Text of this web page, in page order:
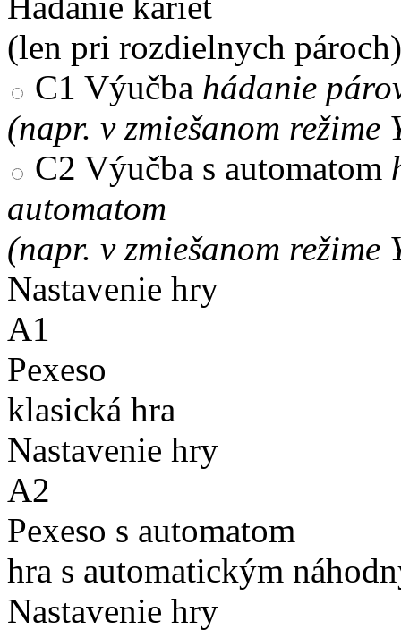
(len pri rozdielnych pároch)
C1 Výučba hádanie
(napr. v zmiešanom režime
C2 Výučba s automatom
automatom
(napr. v zmiešanom režime
Nastavenie hry
A1
Pexeso
klasická hra
Nastavenie hry
A2
Pexeso s automatom
hra s automatickým
Nastavenie hry